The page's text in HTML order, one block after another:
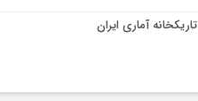
تاریکخانه آماری ایران